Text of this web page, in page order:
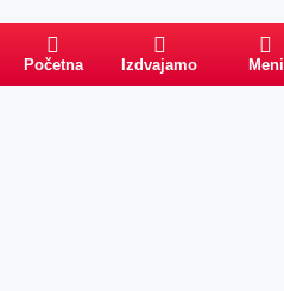
Početna Izdvajamo Meni